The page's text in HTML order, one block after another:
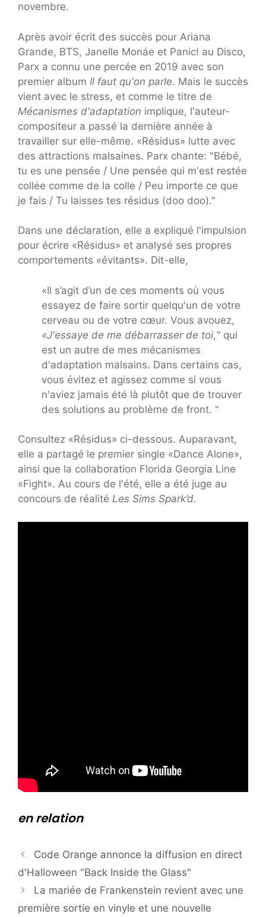
novembre.
Après avoir écrit des succès pour Ariana
Grande, BTS, Janelle Monáe et Panic! au Disco,
Parx a connu une percée en 2019 avec son
premier album Il faut qu'on parle. Mais le succès
vient avec le stress, et comme le titre de
Mécanismes d'adaptation implique, l'auteur-
compositeur a passé la dernière année à
travailler sur elle-même. «Résidus» lutte avec
des attractions malsaines. Parx chante: "Bébé,
tu es une pensée / Une pensée qui m'est restée
collée comme de la colle / Peu importe ce que
je fais / Tu laisses tes résidus (doo doo)."
Dans une déclaration, elle a expliqué l'impulsion
pour écrire «Résidus» et analysé ses propres
comportements «évitants». Dit-elle,
«Il s’agit d’un de ces moments où vous
essayez de faire sortir quelqu'un de votre
cerveau ou de votre cœur. Vous avouez,
«J'essaye de me débarrasser de toi," qui
est un autre de mes mécanismes
d'adaptation malsains. Dans certains cas,
vous évitez et agissez comme si vous
n'aviez jamais été là plutôt que de trouver
des solutions au problème de front. "
Consultez «Résidus» ci-dessous. Auparavant,
elle a partagé le premier single «Dance Alone»,
ainsi que la collaboration Florida Georgia Line
«Fight». Au cours de l'été, elle a été juge au
concours de réalité Les Sims Spark’d.
en relation
Code Orange annonce la diffusion en direct
d'Halloween "Back Inside the Glass"
La mariée de Frankenstein revient avec une
première sortie en vinyle et une nouvelle